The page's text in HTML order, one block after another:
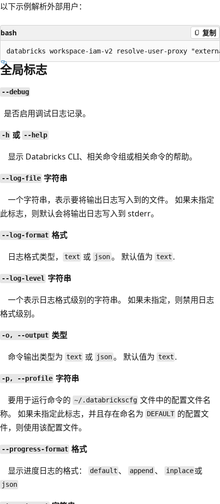
以下示例解析外部用户：
bash 复制
全局标志
--debug
是否启用调试日志记录。
-h 或 --help
显示 Databricks CLI、相关命令组或相关命令的帮助。
--log-file 字符串
一个字符串，表示要将输出日志写入到的文件。 如果未指定
此标志，则默认会将输出日志写入到 stderr。
--log-format 格式
日志格式类型，
text 或 json。 默认值为 text .
--log-level 字符串
一个表示日志格式级别的字符串。 如果未指定，则禁用日志
格式级别。
-o, --output 类型
命令输出类型为 text 或 json。 默认值为 text .
-p, --profile 字符串
要用于运行命令的 ~/.databrickscfg 文件中的配置文件名
称。 如果未指定此标志，并且存在命名为 DEFAULT 的配置文
件，则使用该配置文件。
--progress-format 格式
显示进度日志的格式：
default 、 append 、 inplace 或
json